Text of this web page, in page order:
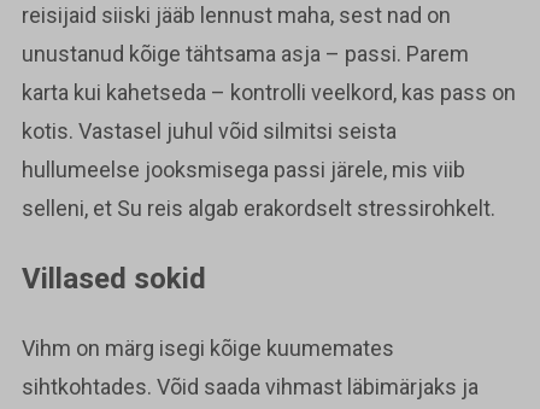
reisijaid siiski jääb lennust maha, sest nad on
unustanud kõige tähtsama asja – passi. Parem
karta kui kahetseda – kontrolli veelkord, kas pass on
kotis. Vastasel juhul võid silmitsi seista
hullumeelse jooksmisega passi järele, mis viib
selleni, et Su reis algab erakordselt stressirohkelt.
Villased sokid
Vihm on märg isegi kõige kuumemates
sihtkohtades. Võid saada vihmast läbimärjaks ja